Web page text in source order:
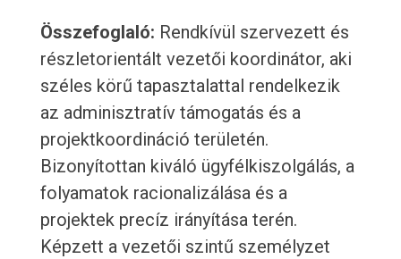
Összefoglaló: Rendkívül szervezett és
részletorientált vezetői koordinátor, aki
széles körű tapasztalattal rendelkezik
az adminisztratív támogatás és a
projektkoordináció területén.
Bizonyítottan kiváló ügyfélkiszolgálás, a
folyamatok racionalizálása és a
projektek precíz irányítása terén.
Képzett a vezetői szintű személyzet